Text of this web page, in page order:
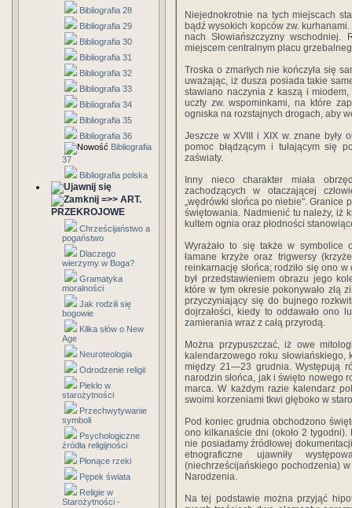
Bibliografia 28
Bibliografia 29
Bibliografia 30
Bibliografia 31
Bibliografia 32
Bibliografia 33
Bibliografia 34
Bibliografia 35
Bibliografia 36
Bibliografia
37
Bibliografia polska
=>> ART.
PRZEKROJOWE
Chrześcijaństwo a
pogaństwo
Dlaczego
wierzymy w Boga?
Gramatyka
moralności
Jak rodzili się
bogowie
Kilka słów o New
Age
Neuroteologia
Odrodzenie religii
Piekło w
starożytności
Przechwytywanie
symboli
Psychologiczne
źródła religijności
Płonące rzeki
Pępek świata
Religie w
Starożytności -
Niejednokrotnie na tych miejscach
bądź wysokich kopców zw.
nach Słowiańszczyzny
miejscem central­nym placu
Troska o zmarłych nie kończyła się
uważając, iż dusza posiada takie
stawiano naczynia z kaszą i
uczty zw. wspominkami, na które
ogniska na rozstajnych drogach, aby
Jeszcze w XVIII i XIX w. znane były
pomoc błądzącym i tuła­jącym się
zaświaty.
Inny nieco charakter miała
zachodzących w ota­czającej
„wędrówki słońca po niebie". Granice
świętowania. Nadmienić tu należy, iż
kultem ognia oraz płodności
Wyrażało to się także w symbolice
łamane krzyże oraz trigwersy
reinkarnację słońca; rodziło się ono
był przed­stawieniem obrazu jego
które w tym okresie poko­nywało złą
przyczyniający się do bujnego
dojrzałości, kiedy to oddawało ono
zamie­rania wraz z całą przyrodą.
Można przypuszczać, iż owe
kalendarzowego roku słowiańskiego,
mię­dzy 21—23 grudnia. Występują
narodzin słońca, jak i święto nowego
marca. W każdym ra­zie kalendarz
swoimi korzeniami tkwi głęboko w
Pod koniec grudnia obchodzono
ono kilkana­ście dni (około 2
nie posiadamy źró­dłowej
etnograficzne ujawniły
(niechrześcijańskiego pochodzenia)
Narodzenia.
Na tej podstawie można przyjąć